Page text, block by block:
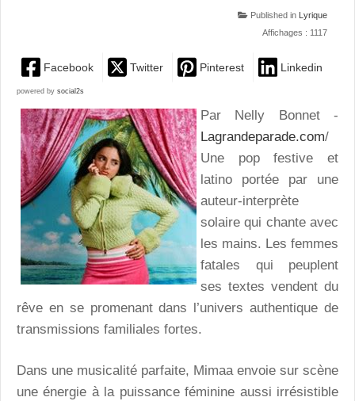
Published in
Lyrique
Affichages : 1117
Facebook Twitter Pinterest Linkedin
powered by social2s
Par Nelly Bonnet -
Lagrandeparade.com/
Une pop festive et
latino portée par une
auteur-interprète
solaire qui chante avec
les mains. Les femmes
fatales qui peuplent
ses textes vendent du
rêve en se promenant dans l’univers authentique de
transmissions familiales fortes.
Dans une musicalité parfaite, Mimaa envoie sur scène
une énergie à la puissance féminine aussi irrésistible